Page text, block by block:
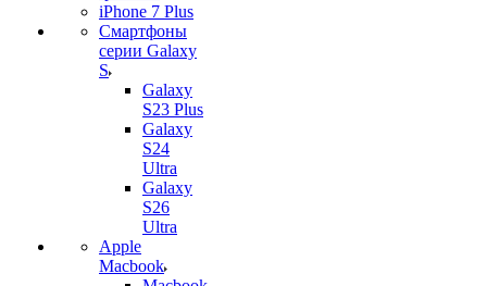
iPhone 7 Plus
Смартфоны
серии Galaxy
S
Galaxy
S23 Plus
Galaxy
S24
Ultra
Galaxy
S26
Ultra
Apple
Macbook